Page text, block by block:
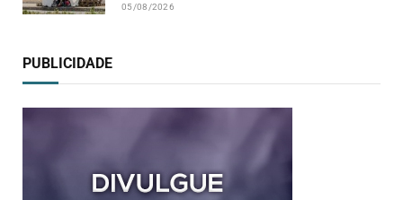
05/08/2026
PUBLICIDADE